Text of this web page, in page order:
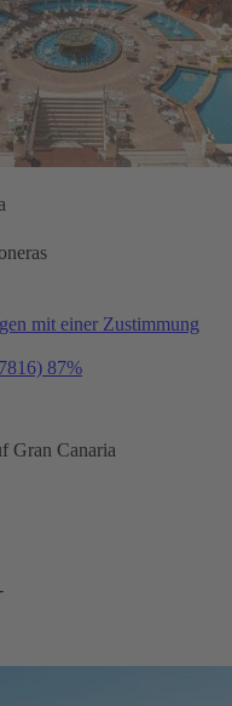
mit einer Zustimmung
87%
Gran Canaria